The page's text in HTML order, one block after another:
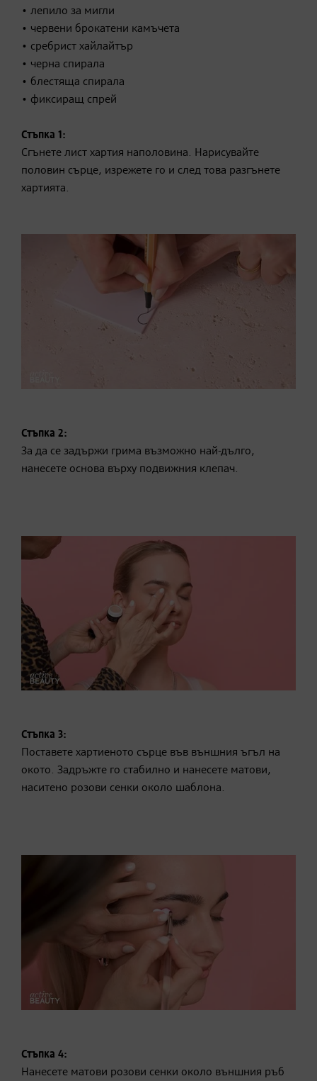
• лепило за мигли
• червени брокатени камъчета
• сребрист хайлайтър
• черна спирала
• блестяща спирала
• фиксиращ спрей
Стъпка 1:
Сгънете лист хартия наполовина. Нарисувайте
половин сърце, изрежете го и след това разгънете
хартията.
Стъпка 2:
За да се задържи грима възможно най-дълго,
нанесете основа върху подвижния клепач.
Стъпка 3:
Поставете хартиеното сърце във външния ъгъл на
окото. Задръжте го стабилно и нанесете матови,
наситено розови сенки около шаблона.
Стъпка 4:
Нанесете матови розови сенки около външния ръб